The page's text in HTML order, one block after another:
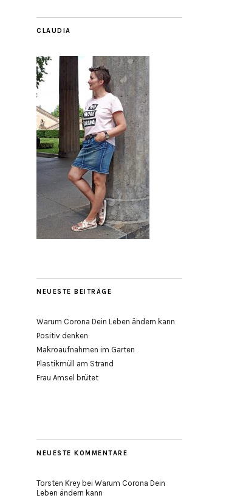
CLAUDIA
NEUESTE BEITRÄGE
Warum Corona Dein Leben ändern kann
Positiv denken
Makroaufnahmen im Garten
Plastikmüll am Strand
Frau Amsel brütet
NEUESTE KOMMENTARE
Torsten Krey bei Warum Corona Dein
Leben ändern kann